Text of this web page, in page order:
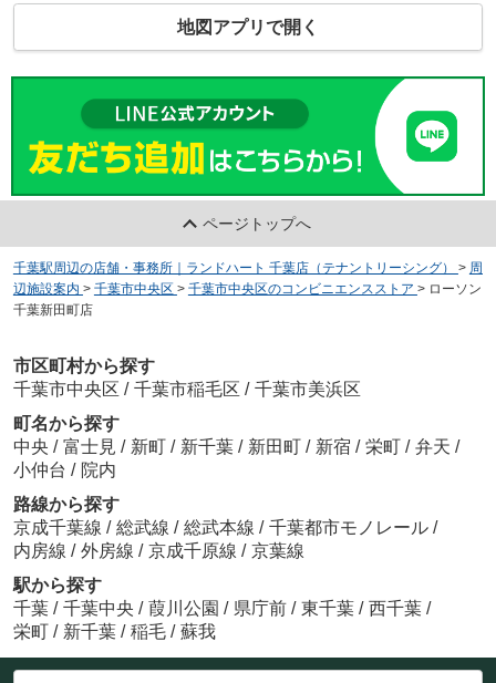
地図アプリで開く
ページトップへ
千葉駅周辺の店舗・事務所｜ランドハート 千葉店（テナントリーシング） > 周
辺施設案内 > 千葉市中央区 > 千葉市中央区のコンビニエンスストア > ローソン
千葉新田町店
市区町村から探す
千葉市中央区 / 千葉市稲毛区 / 千葉市美浜区
町名から探す
中央 / 富士見 / 新町 / 新千葉 / 新田町 / 新宿 / 栄町 / 弁天 /
小仲台 / 院内
路線から探す
京成千葉線 / 総武線 / 総武本線 / 千葉都市モノレール /
内房線 / 外房線 / 京成千原線 / 京葉線
駅から探す
千葉 / 千葉中央 / 葭川公園 / 県庁前 / 東千葉 / 西千葉 /
栄町 / 新千葉 / 稲毛 / 蘇我